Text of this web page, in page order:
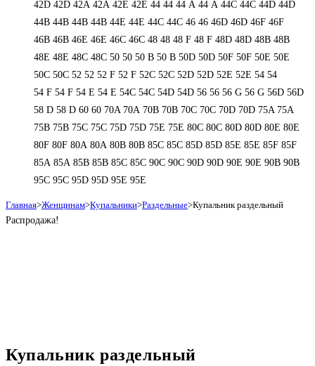
42D 42D 42А 42А 42Е 42Е 44 44 44 А 44 А 44C 44C 44D 44D
44В 44В 44В 44В 44Е 44Е 44С 44С 46 46 46D 46D 46F 46F
46В 46В 46Е 46Е 46С 46С 48 48 48 F 48 F 48D 48D 48В 48В
48Е 48Е 48С 48С 50 50 50 B 50 B 50D 50D 50F 50F 50Е 50Е
50С 50С 52 52 52 F 52 F 52C 52C 52D 52D 52E 52E 54 54
54 F 54 F 54 Е 54 Е 54C 54C 54D 54D 56 56 56 G 56 G 56D 56D
58 D 58 D 60 60 70A 70A 70B 70B 70C 70C 70D 70D 75A 75A
75B 75B 75C 75C 75D 75D 75E 75E 80C 80C 80D 80D 80E 80E
80F 80F 80А 80А 80В 80В 85C 85C 85D 85D 85E 85E 85F 85F
85А 85А 85В 85В 85С 85С 90C 90C 90D 90D 90E 90E 90В 90В
95C 95C 95D 95D 95E 95E
Главная>Женщинам>Купальники>Раздельные>Купальник раздельный
Распродажа!
Купальник раздельный